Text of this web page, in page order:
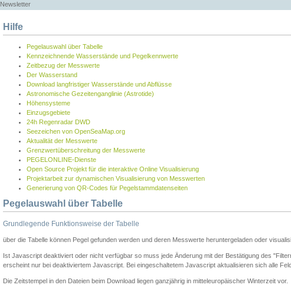
Newsletter
Hilfe
Pegelauswahl über Tabelle
Kennzeichnende Wasserstände und Pegelkennwerte
Zeitbezug der Messwerte
Der Wasserstand
Download langfristiger Wasserstände und Abflüsse
Astronomische Gezeitenganglinie (Astrotide)
Höhensysteme
Einzugsgebiete
24h Regenradar DWD
Seezeichen von OpenSeaMap.org
Aktualität der Messwerte
Grenzwertüberschreitung der Messwerte
PEGELONLINE-Dienste
Open Source Projekt für die interaktive Online Visualisierung
Projektarbeit zur dynamischen Visualisierung von Messwerten
Generierung von QR-Codes für Pegelstammdatenseiten
Pegelauswahl über Tabelle
Grundlegende Funktionsweise der Tabelle
über die Tabelle können Pegel gefunden werden und deren Messwerte heruntergeladen oder
Ist Javascript deaktiviert oder nicht verfügbar so muss jede Änderung mit der Bestätigung des
erscheint nur bei deaktiviertem Javascript. Bei eingeschaltetem Javascript aktualisieren sich alle
Die Zeitstempel in den Dateien beim Download liegen ganzjährig in mitteleuropäischer Winterzeit vor.